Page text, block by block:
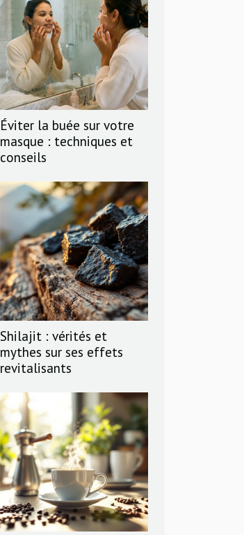
Éviter la buée sur votre
masque : techniques et
conseils
Shilajit : vérités et
mythes sur ses effets
revitalisants